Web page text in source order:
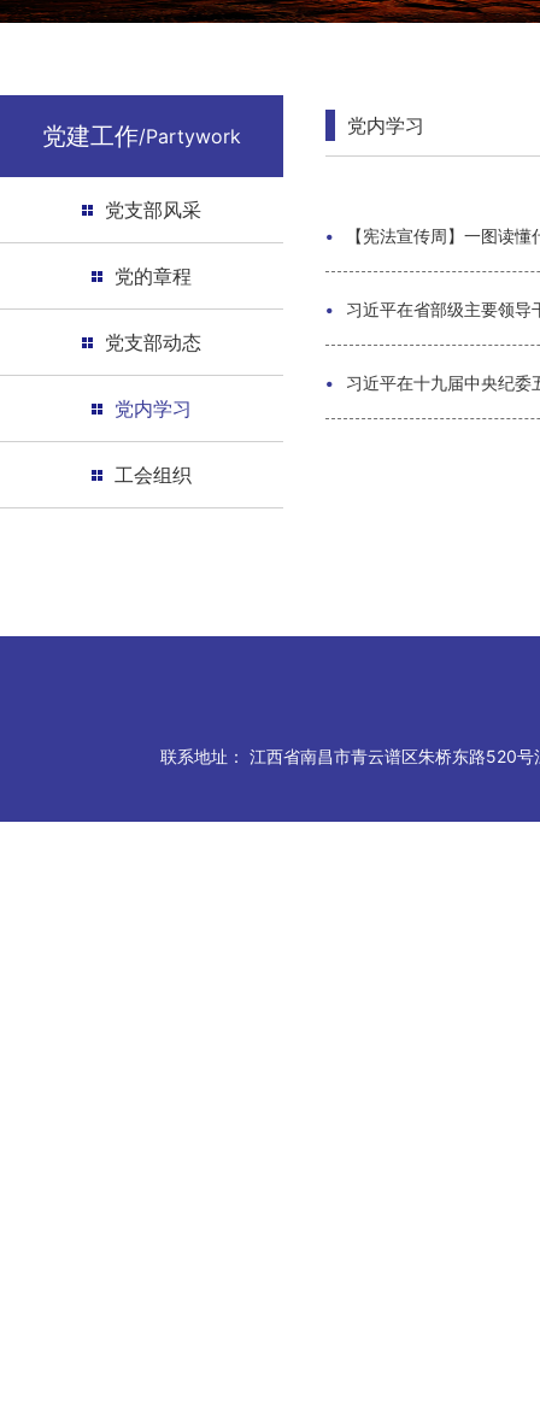
党建工作/Partywork
党支部风采
党的章程
党支部动态
党内学习
工会组织
党内学习
• 【宪法宣传周】一图读懂
• 习近平在省部级主要领导
• 习近平在十九届中央纪委
联系地址： 江西省南昌市青云谱区朱桥东路520